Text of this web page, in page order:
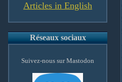
Articles in English
Réseaux sociaux
Suivez-nous sur Mastodon